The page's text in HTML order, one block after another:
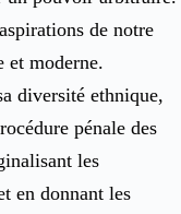
de notre
et moderne.
diversité ethnique,
pénale des
les
en donnant les